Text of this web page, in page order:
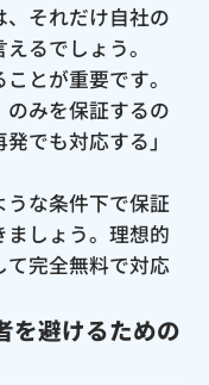
それだけ自社の
るでしょう。
とが重要です。
のみを保証するの
でも対応する」
な条件下で保証
しょう。理想的
て完全無料で対応
を避けるための